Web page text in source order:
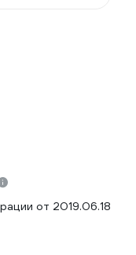
от 2019.06.18